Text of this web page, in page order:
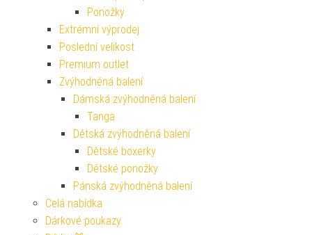
Ponožky
Extrémní výprodej
Poslední velikost
Premium outlet
Zvýhodněná balení
Dámská zvýhodněná balení
Tanga
Dětská zvýhodněná balení
Dětské boxerky
Dětské ponožky
Pánská zvýhodněná balení
Celá nabídka
Dárkové poukazy